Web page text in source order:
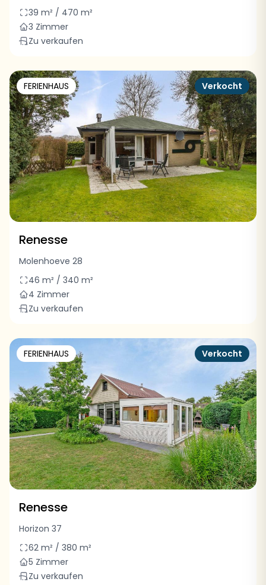
39 m² / 470 m²
3 Zimmer
Zu verkaufen
FERIENHAUS Verkocht
Renesse
Molenhoeve 28
46 m² / 340 m²
4 Zimmer
Zu verkaufen
FERIENHAUS Verkocht
Renesse
Horizon 37
62 m² / 380 m²
5 Zimmer
Zu verkaufen